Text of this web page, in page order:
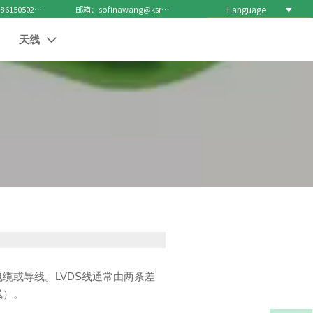
电话 : +8615050271688 邮箱：sofinawang@ksrcd.com Language 
天线 
或导线。LVDS线通常由两条差
。